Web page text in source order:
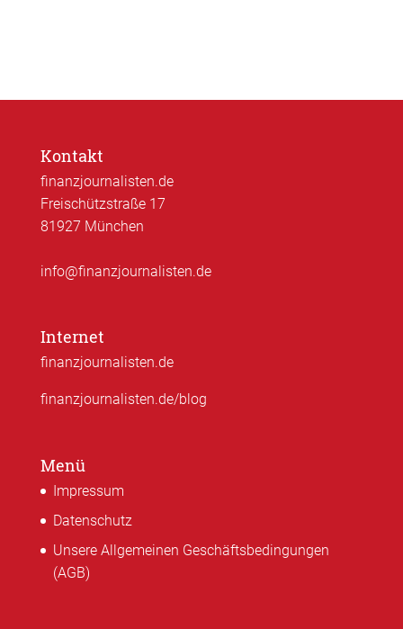
Kontakt
finanzjournalisten.de
Freischützstraße 17
81927 München
info@finanzjournalisten.de
Internet
finanzjournalisten.de
finanzjournalisten.de/blog
Menü
Impressum
Datenschutz
Unsere Allgemeinen Geschäftsbedingungen
(AGB)